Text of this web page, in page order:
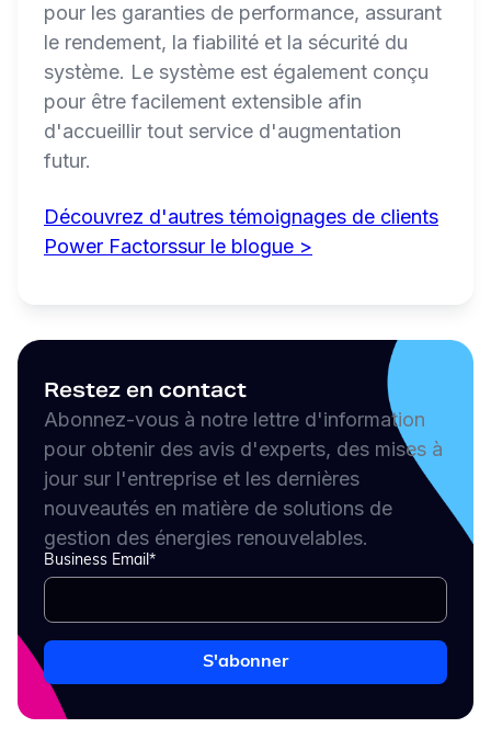
pour les garanties de performance, assurant
le rendement, la fiabilité et la sécurité du
système. Le système est également conçu
pour être facilement extensible afin
d'accueillir tout service d'augmentation
futur.
Découvrez d'autres témoignages de clients
Power Factorssur le blogue >
Restez en contact
Abonnez-vous à notre lettre d'information
pour obtenir des avis d'experts, des mises à
jour sur l'entreprise et les dernières
nouveautés en matière de solutions de
gestion des énergies renouvelables.
Business Email*